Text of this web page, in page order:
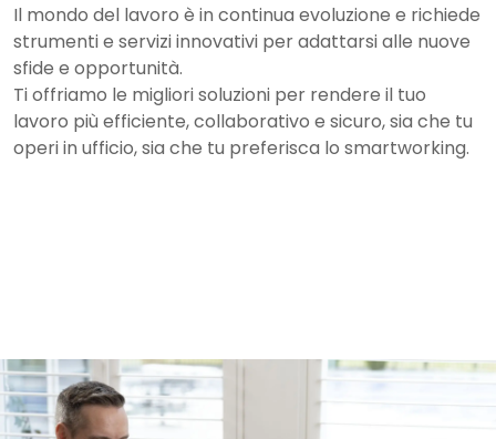
Il mondo del lavoro è in continua evoluzione e richiede
strumenti e servizi innovativi per adattarsi alle nuove
sfide e opportunità.
Ti offriamo le migliori soluzioni per rendere il tuo
lavoro più efficiente, collaborativo e sicuro, sia che tu
operi in ufficio, sia che tu preferisca lo smartworking.